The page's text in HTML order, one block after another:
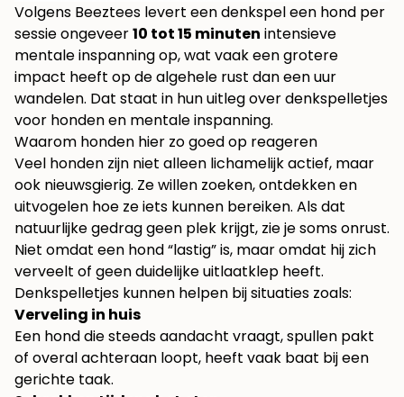
Volgens Beeztees levert een denkspel een hond per
sessie ongeveer10 tot 15 minuten intensieve
mentale inspanning op, wat vaak een grotere
impact heeft op de algehele rust dan een uur
wandelen. Dat staat in hun uitleg overdenkspelletjes
voor honden en mentale inspanning.
Waarom honden hier zo goed op reageren
Veel honden zijn niet alleen lichamelijk actief, maar
ook nieuwsgierig. Ze willen zoeken, ontdekken en
uitvogelen hoe ze iets kunnen bereiken. Als dat
natuurlijke gedrag geen plek krijgt, zie je soms onrust.
Niet omdat een hond “lastig” is, maar omdat hij zich
verveelt of geen duidelijke uitlaatklep heeft.
Denkspelletjes kunnen helpen bij situaties zoals:
Verveling in huis
Een hond die steeds aandacht vraagt, spullen pakt
of overal achteraan loopt, heeft vaak baat bij een
gerichte taak.